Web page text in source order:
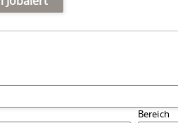
Bereich